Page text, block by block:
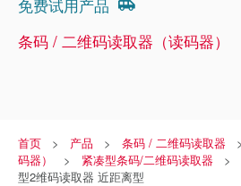
免费试用产品
条码 / 二维码读取器（读码器）
首页 产品 条码 / 二维码读取器
码器）
紧凑型条码/二维码读取器
型2维码读取器 近距离型